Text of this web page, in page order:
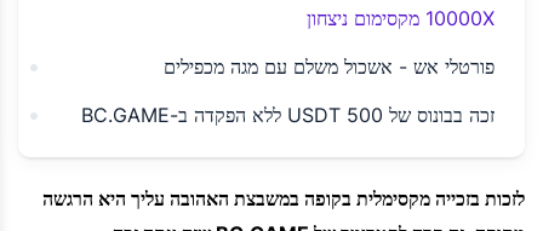
10000X מקסימום ניצחון
פורטלי אש - אשכול משלם עם מגה מכפילים
זכה בבונוס של 500 USDT ללא הפקדה ב-BC.GAME
לזכות בזכייה מקסימלית בקופה במשבצת האהובה עליך היא הרגשה